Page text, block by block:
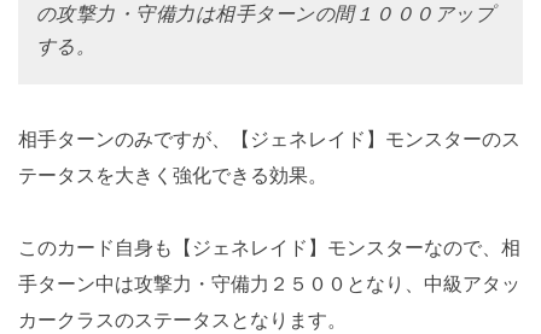
の攻撃力・守備力は相手ターンの間１０００アップ
する。
相手ターンのみですが、【ジェネレイド】モンスターのス
テータスを大きく強化できる効果。
このカード自身も【ジェネレイド】モンスターなので、相
手ターン中は攻撃力・守備力２５００となり、中級アタッ
カークラスのステータスとなります。